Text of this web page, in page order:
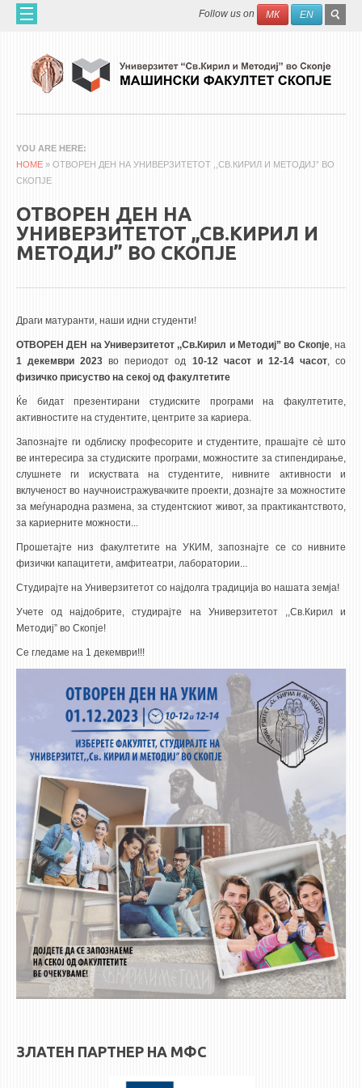
Skip to main content Search
Follow us on МК EN
ЗА НАС
60 ГОДИНИ МФ
ОРГАНИЗАЦИЈА
МАШИНСКО ИНЖЕНЕРСТВО - НАУЧНО СПИСАНИЕ
АПЛИКАТИВНА ДЕЈНОСТ
QIM-SEE
3DFindIT
CIRASIM
ENERGET
AIR QUALITY MODELLING
АКТИ
АКТИ
ИНФОРМАЦИИ ОД ЈАВЕН КАРАКТЕР
АНКЕТИ И САМОЕВАЛУАЦИИ
ЗАВРШНИ СМЕТКИ
ИЗВЕСТУВАЊА
НАСТАВЕН КАДАР
РЕДОВНИ ПРОФ.
ВОНРЕДНИ ПРОФ.
ДОЦЕНТИ
АСИСТЕНТИ
ЛЕКТОРИ
ЛАБОРАНТИ
ПЕНЗИОНИРАН КАДАР
IN MEMORIAM
СТУДИИ
YOU ARE HERE
HOME » ОТВОРЕН ДЕН НА УНИВЕРЗИТЕТОТ ,,СВ.КИРИЛ И МЕТОДИЈ” ВО
СКОПЈЕ
ОТВОРЕН ДЕН НА
УНИВЕРЗИТЕТОТ ,,СВ.КИРИЛ И
МЕТОДИЈ” ВО СКОПЈЕ
Драги матуранти, наши идни студенти!
ОТВОРЕН ДЕН на Универзитетот ,,Св.Кирил и Методиј” во Скопје, на
1 декември 2023 во периодот од 10-12 часот и 12-14 часот, со
физичко присуство на секој од факултетите
Ќе бидат презентирани студиските програми на факултетите,
активностите на студентите, центрите за кариера.
Запознајте ги одблиску професорите и студентите, прашајте сè што
ве интересира за студиските програми, можностите за стипендирање,
слушнете ги искуствата на студентите, нивните активности и
вклученост во научноистражувачките проекти, дознајте за можностите
за меѓународна размена, за студентскиот живот, за практикантството,
за кариерните можности...
Прошетајте низ факултетите на УКИМ, запознајте се со нивните
физички капацитети, амфитеатри, лаборатории...
Студирајте на Универзитетот со најдолга традиција во нашата земја!
Учете од најдобрите, студирајте на Универзитетот ,,Св.Кирил и
Методиј” во Скопје!
Се гледаме на 1 декември!!!
ЗЛАТЕН ПАРТНЕР НА МФС